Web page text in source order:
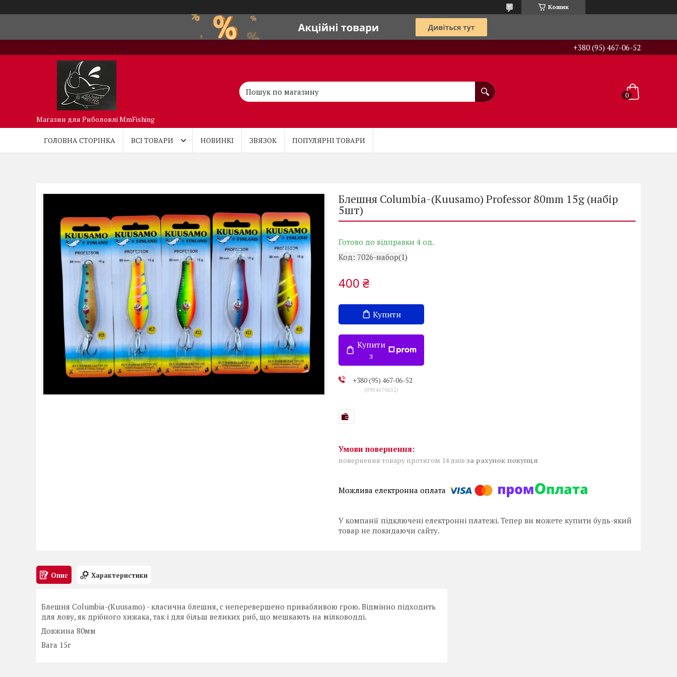
Кошик
+380 (95) 467-06-52
Магазин для Риболовлі MmFishing
ГОЛОВНА СТОРІНКА ВСІ ТОВАРИ НОВИНКІ ЗВЯЗОК ПОПУЛЯРНІ ТОВАРИ
Блешня Columbia-(Kuusamo) Professor 80mm 15g (набір
5шт)
Готово до відправки 4 од.
Код: 7026-набор(1)
400 ₴
Купити
Купити
з
+380 (95) 467-06-52
0954670652
повернення товару протягом 14 днів за рахунок покупця
У компанії підключені електронні платежі. Тепер ви можете купити будь-який
товар не покидаючи сайту.
Опис Характеристики
Блешня Columbia-(Kuusamo) - класична блешня, c неперевершено привабливою грою. Відмінно підходить
для лову, як дрібного хижака, так і для більш великих риб, що мешкають на мілководді.
Довжина 80мм
Вага 15г